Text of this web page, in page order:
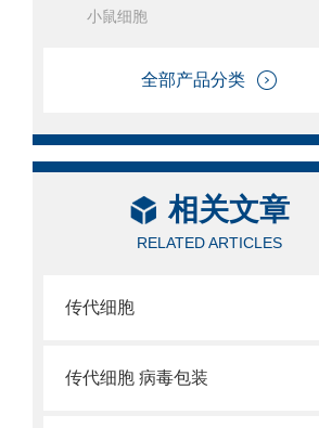
小鼠细胞
全部产品分类
相关文章
RELATED ARTICLES
传代细胞
传代细胞 病毒包装